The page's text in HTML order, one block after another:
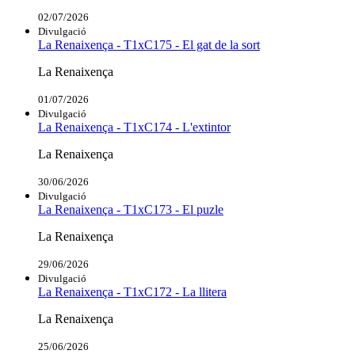
02/07/2026
Divulgació
La Renaixença - T1xC175 - El gat de la sort
La Renaixença
01/07/2026
Divulgació
La Renaixença - T1xC174 - L'extintor
La Renaixença
30/06/2026
Divulgació
La Renaixença - T1xC173 - El puzle
La Renaixença
29/06/2026
Divulgació
La Renaixença - T1xC172 - La llitera
La Renaixença
25/06/2026